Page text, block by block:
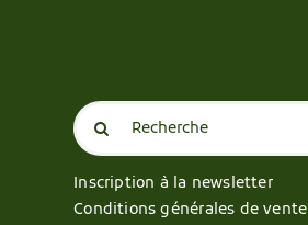
Search
for:
Inscription à la newsletter
Conditions générales de vente